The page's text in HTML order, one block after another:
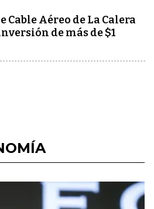
Cable Aéreo de La Calera
de más de $1